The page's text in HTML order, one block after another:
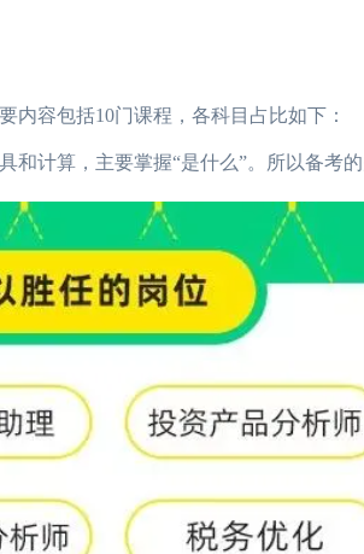
容包括10门课程，各科目占比如下：
计算，主要掌握“是什么”。所以备考